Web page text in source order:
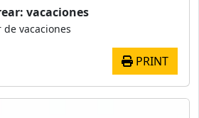
vacaciones
vacaciones
PRINT